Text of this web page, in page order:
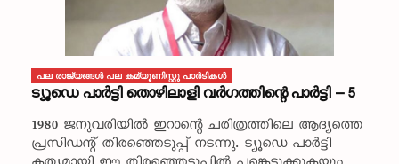
പല രാജ്യങ്ങള്‍ പല കമ്യൂണിസ്റ്റു പാര്‍ടികള്‍
ട്യൂഡെ പാർട്ടി തൊഴിലാളി വർഗത്തിന്റെ പാർട്ടി – 5
1980 ജനുവരിയിൽ ഇറാന്റെ ചരിത്രത്തിലെ ആദ്യത്തെ
പ്രസിഡന്റ് തിരഞ്ഞെടുപ്പ് നടന്നു. ട്യൂഡെ പാർട്ടി